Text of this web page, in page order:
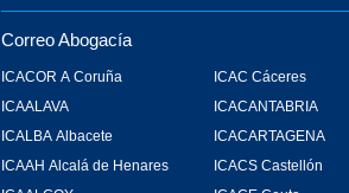
Correo Abogacía
ICACOR A Coruña
ICAALAVA
ICALBA Albacete
ICAAH Alcalá de Henares
ICAC Cáceres
ICACANTABRIA
ICACARTAGENA
ICACS Castellón